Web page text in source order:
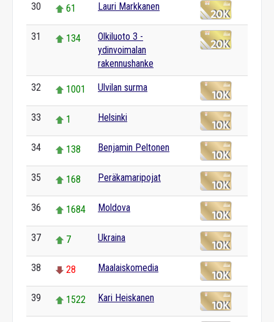
30 61 Lauri Markkanen
31 134
Olkiluoto 3 -
ydinvoimalan
rakennushanke
32 1001 Ulvilan surma
33 1 Helsinki
34 138 Benjamin Peltonen
35 168 Peräkamaripojat
36 1684 Moldova
37 7 Ukraina
38 28 Maalaiskomedia
39 1522 Kari Heiskanen